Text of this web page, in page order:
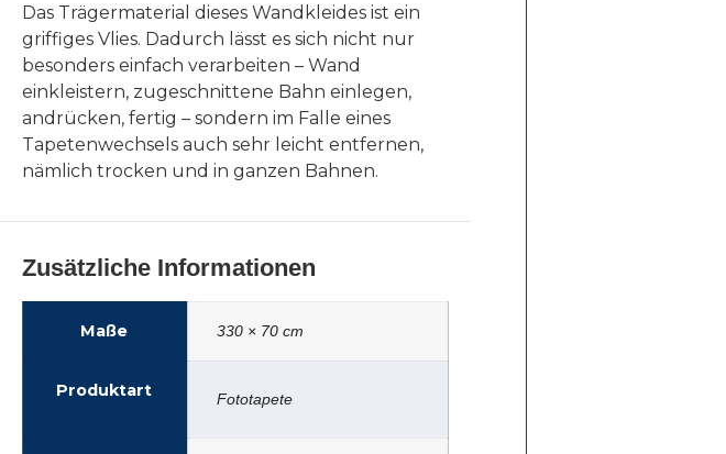
Das Trägermaterial dieses Wandkleides ist ein
griffiges Vlies. Dadurch lässt es sich nicht nur
besonders einfach verarbeiten – Wand
einkleistern, zugeschnittene Bahn einlegen,
andrücken, fertig – sondern im Falle eines
Tapetenwechsels auch sehr leicht entfernen,
nämlich trocken und in ganzen Bahnen.
Zusätzliche Informationen
Maße 330 × 70 cm
Produktart Fototapete